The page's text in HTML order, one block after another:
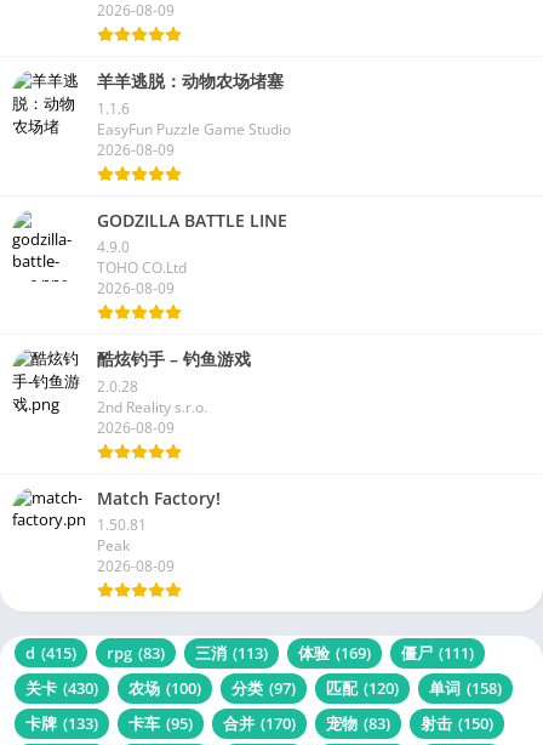
2026-08-09
羊羊逃脱：动物农场堵塞
1.1.6
EasyFun Puzzle Game Studio
2026-08-09
GODZILLA BATTLE LINE
4.9.0
TOHO CO.Ltd
2026-08-09
酷炫钓手 – 钓鱼游戏
2.0.28
2nd Reality s.r.o.
2026-08-09
Match Factory!
1.50.81
Peak
2026-08-09
d (415) rpg (83) 三消 (113) 体验 (169) 僵尸 (111)
关卡 (430) 农场 (100) 分类 (97) 匹配 (120) 单词 (158)
卡牌 (133) 卡车 (95) 合并 (170) 宠物 (83) 射击 (150)